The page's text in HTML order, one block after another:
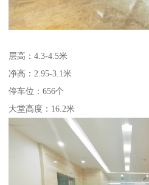
层高：4.3-4.5米
净高：2.95-3.1米
停车位：656个
大堂高度：16.2米